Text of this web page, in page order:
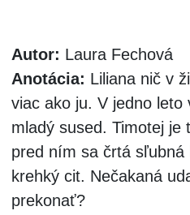
Autor: Laura Fechová
Anotácia: Liliana nič v
viac ako ju. V jedno leto
mladý sused. Timotej
pred ním sa črtá sľubná
krehký cit. Nečakaná
prekonať?